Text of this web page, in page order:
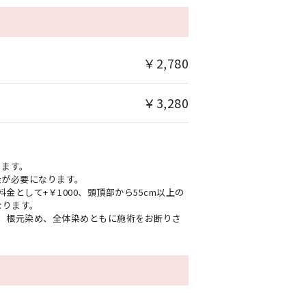
￥2,780
￥3,280
す。
必要になります。
として+￥1000、頭頂部から55cm以上の
ます。
元染め、全体染めともに施術をお断りさ